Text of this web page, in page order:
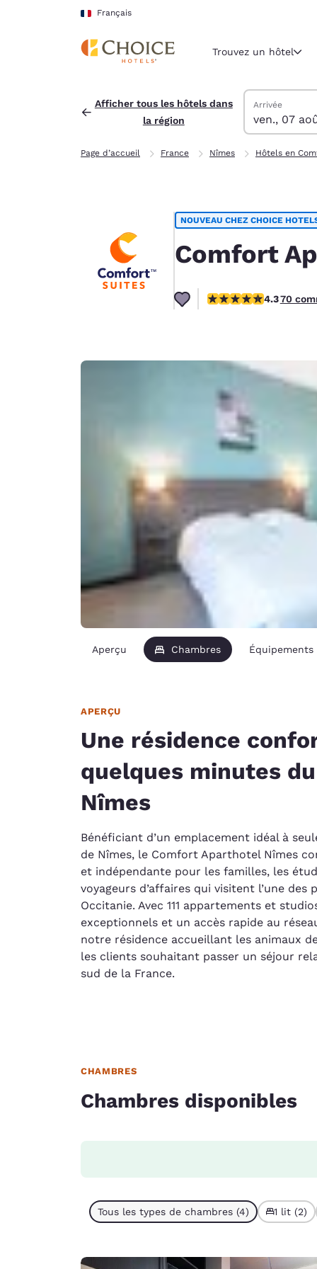
Sauter à Contenu Principal
Français
Région et lieu
Français
United
Ireland
English
United
Trouvez un hôtel
Afficher tous les hôtels dans
la région
Trouver des
vendredi 7
Arrivée
ven., 07
samedi 8 août
samedi 8
vendredi 7
Page d’accueil France Nîmes Hôtels en
NOUVEAU CHEZ CHOICE
Comfort
4.31 étoiles. Excellent.
4.370
Aperçu Chambres Équipements
APERÇU
Une résidence
quelques minutes
Nîmes
Bénéficiant d’un emplacement idéal à
de Nîmes, le Comfort Aparthotel Nîmes
et indépendante pour les familles, les
voyageurs d’affaires qui visitent l’une
Occitanie. Avec 111 appartements et
exceptionnels et un accès rapide au
notre résidence accueillant les animaux
les clients souhaitant passer un séjour
sud de la France.
CHAMBRES
Chambres disponibles
Tous les types de chambres (4) 1 lit (2)